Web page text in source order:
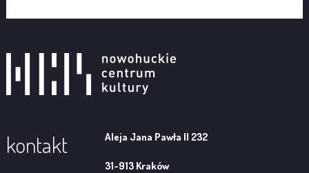
kontakt Aleja Jana Pawła II 232
31-913 Kraków